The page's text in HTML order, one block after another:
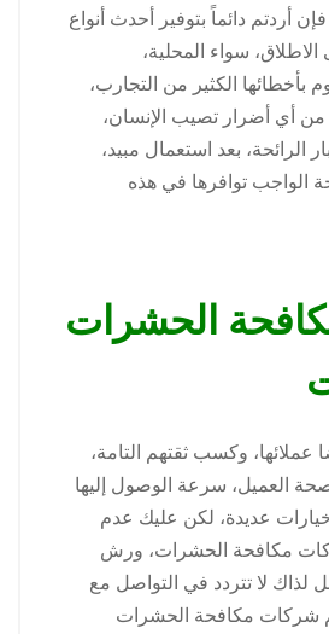
أردتم دائماً بتوفير أحدث أنواع
الاطلاق، سواء المحلية،
بأخطائها الكثير من التجارب،
من أي أضرار تصيب الإنسان،
الرائحة، بعد استعمال مبيد،
الواجب توافرها في هذه
الحشرات
وكسب ثقتهم التامة،
العميل، سرعة الوصول إليها
عديدة، لكن عليك عدم
مكافحة الحشرات، ورش
لذاك لا تتردد في التواصل مع
شركات مكافحة الحشرات